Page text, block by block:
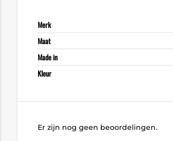
Merk
Maat
Made in
Kleur
Er zijn nog geen beoordelingen.